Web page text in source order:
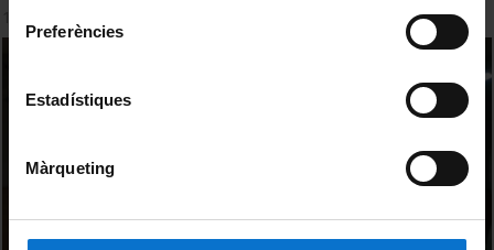
Preferències
Estadístiques
Màrqueting